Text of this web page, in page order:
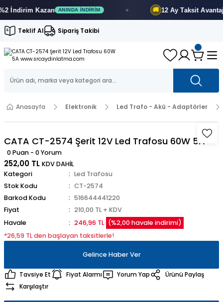
Kazan ANINDA İNDIRIM 12 Ay Taksit Avantajı
Teklif Al Sipariş Takibi
Anasayfa Elektronik Led Trafo - Akü - Adaptörler
CATA CT-2574 Şerit 12V Led Trafosu 60W 5A
0 Puan - 0 Yorum
252,00 TL KDV DAHİL
Kategori
Led Trafosu
Stok Kodu
CT-2574
Barkod Kodu
516644441220
Fiyat
210,00 TL + KDV
Havale
246,96 TL (%2,00 havale indirimi)
*26,59 TL den başlayan taksitlerle!
Gelince Haber Ver
Tavsiye Et Fiyat Alarmı Yorum Yap
Ürünü Paylaş
Karşılaştır